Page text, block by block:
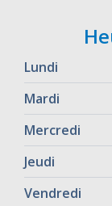
Lundi
Mardi
Mercredi
Jeudi
Vendredi